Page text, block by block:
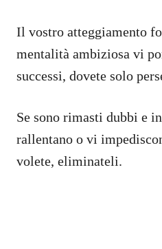
Il vostro atteggiamento
mentalità ambiziosa vi
successi, dovete solo
Se sono rimasti dubbi e
rallentano o vi
volete, eliminateli.